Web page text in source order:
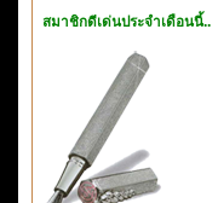
สมาชิกดีเด่นประจำเดือนนี้..